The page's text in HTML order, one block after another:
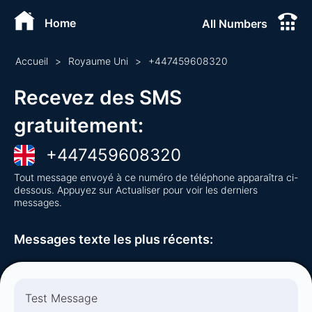
Home All Numbers
Accueil > Royaume Uni > +447459608320
Recevez des SMS
gratuitement:
+447459608320
Tout message envoyé à ce numéro de téléphone apparaîtra ci-
dessous. Appuyez sur Actualiser pour voir les derniers
messages.
Messages texte les plus récents:
Test Message